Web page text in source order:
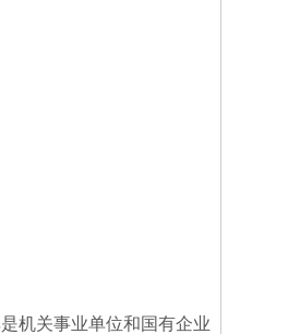
机关事业单位和国有企业